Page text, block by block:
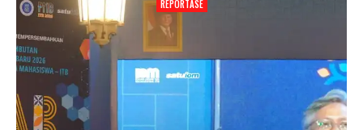
REPORTASE